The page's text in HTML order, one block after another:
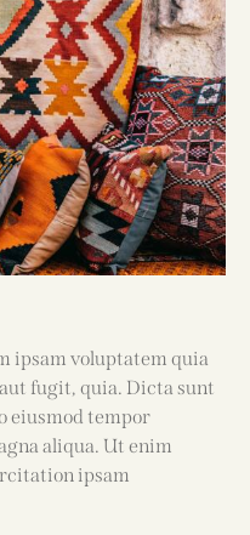
ipsam voluptatem quia
fugit, quia. Dicta sunt
eiusmod tempor
aliqua. Ut enim
ipsam